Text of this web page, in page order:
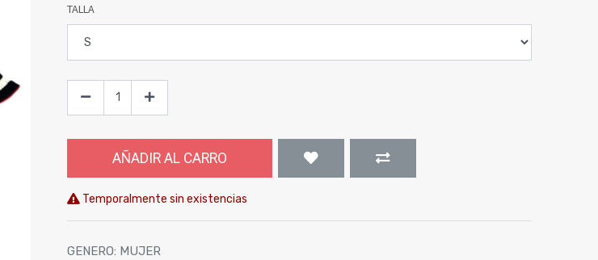
TALLA
AÑADIR AL CARRO
Temporalmente sin existencias
GENERO: MUJER